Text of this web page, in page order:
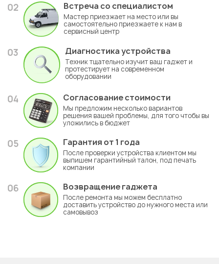
02 Встреча со специалистом
Мастер приезжает на место или вы
самостоятельно приезжаете к нам в
сервисный центр
03 Диагностика устройства
Техник тщательно изучит ваш гаджет и
протестирует на современном
оборудовании
04 Согласование стоимости
Мы предложим несколько вариантов
решения вашей проблемы, для того чтобы вы
уложились в бюджет
05 Гарантия от 1 года
После проверки устройства клиентом мы
выпишем гарантийный талон, под печать
компании
06 Возвращение гаджета
После ремонта мы можем бесплатно
доставить устройство до нужного места или
самовывоз